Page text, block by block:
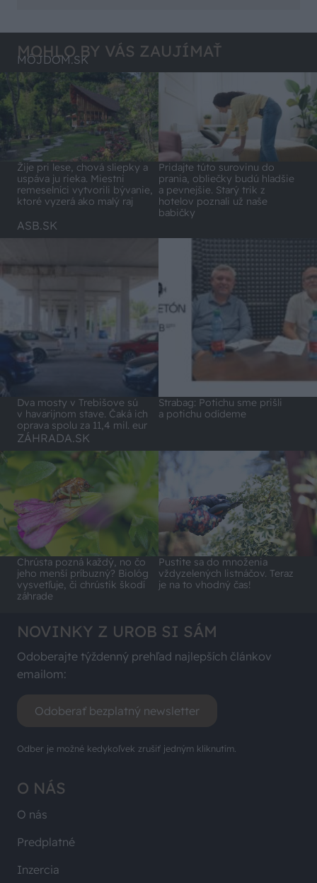
MOHLO BY VÁS ZAUJÍMAŤ
MÔJDOM.SK
Žije pri lese, chová sliepky a
uspáva ju rieka. Miestni
remeselníci vytvorili bývanie,
ktoré vyzerá ako malý raj
Pridajte túto surovinu do
prania, obliečky budú hladšie
a pevnejšie. Starý trik z
hotelov poznali už naše
babičky
ASB.SK
Dva mosty v Trebišove sú
v havarijnom stave. Čaká ich
oprava spolu za 11,4 mil. eur
Strabag: Potichu sme prišli
a potichu odídeme
ZÁHRADA.SK
Chrústa pozná každý, no čo
jeho menší príbuzný? Biológ
vysvetľuje, či chrústik škodí
záhrade
Pustite sa do množenia
vždyzelených listnáčov. Teraz
je na to vhodný čas!
O NÁS
O nás
Predplatné
Inzercia
NOVINKY Z UROB SI SÁM
Odoberajte týždenný prehľad najlepších článkov
emailom:
Odoberať bezplatný newsletter
Odber je možné kedykoľvek zrušiť jedným kliknutím.